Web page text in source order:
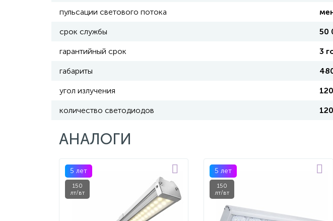
пульсации светового потока
срок службы 50
гарантийный срок 3
габариты
угол излучения
количество светодиодов
АНАЛОГИ
5 лет
150
лт/вт
5 лет
150
лт/вт